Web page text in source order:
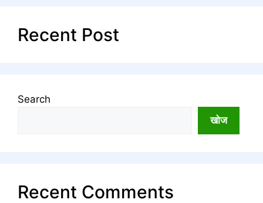
Recent Post
Search
खोज
Recent Comments